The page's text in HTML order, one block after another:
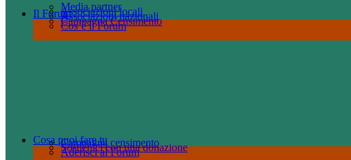
Il Forum
Cos’è il Forum
Campagna Censimento
Associazioni nazionali
Associazioni locali
Media partner
Cosa puoi fare tu
Aderisci al Forum
Sostienici con una donazione
Campagna censimento